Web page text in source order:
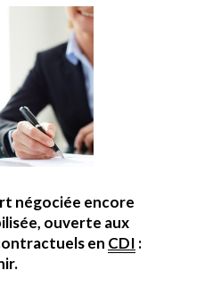
négociée encore
ouverte aux
en CDI :